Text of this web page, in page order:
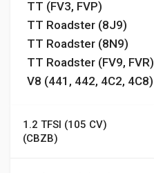
TT (FV3, FVP)
TT Roadster (8J9)
TT Roadster (8N9)
TT Roadster (FV9, FVR)
V8 (441, 442, 4C2, 4C8)
1.2 TFSI (105 CV)
(CBZB)